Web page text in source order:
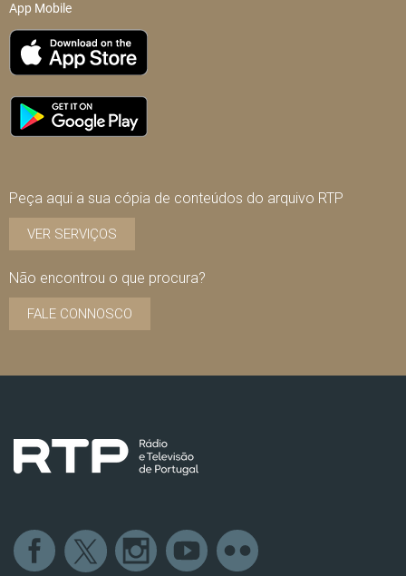
App Mobile
Peça aqui a sua cópia de conteúdos do arquivo RTP
VER SERVIÇOS
Não encontrou o que procura?
FALE CONNOSCO